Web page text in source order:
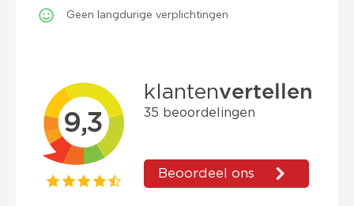
Geen langdurige verplichtingen